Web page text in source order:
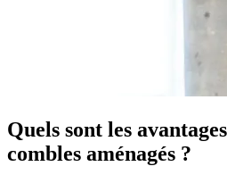
Quels sont les
combles aménagés ?